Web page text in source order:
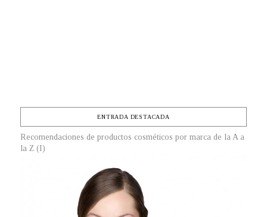
ENTRADA DESTACADA
Recomendaciones de productos cosméticos por marca de la A a
la Z (I)